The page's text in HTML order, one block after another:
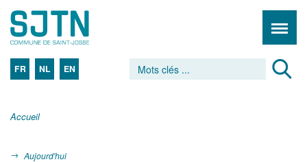
FR NL EN
Accueil
Aujourd'hui